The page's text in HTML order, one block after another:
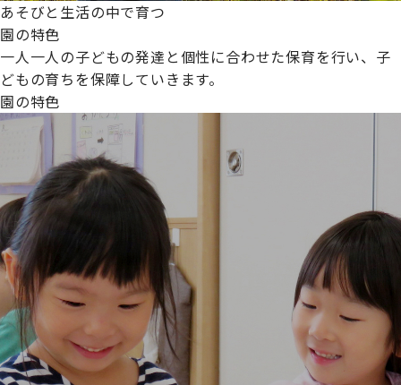
あそびと生活の中で育つ
園の特色
一人一人の子どもの発達と個性に合わせた保育を行い、子
どもの育ちを保障していきます。
園の特色